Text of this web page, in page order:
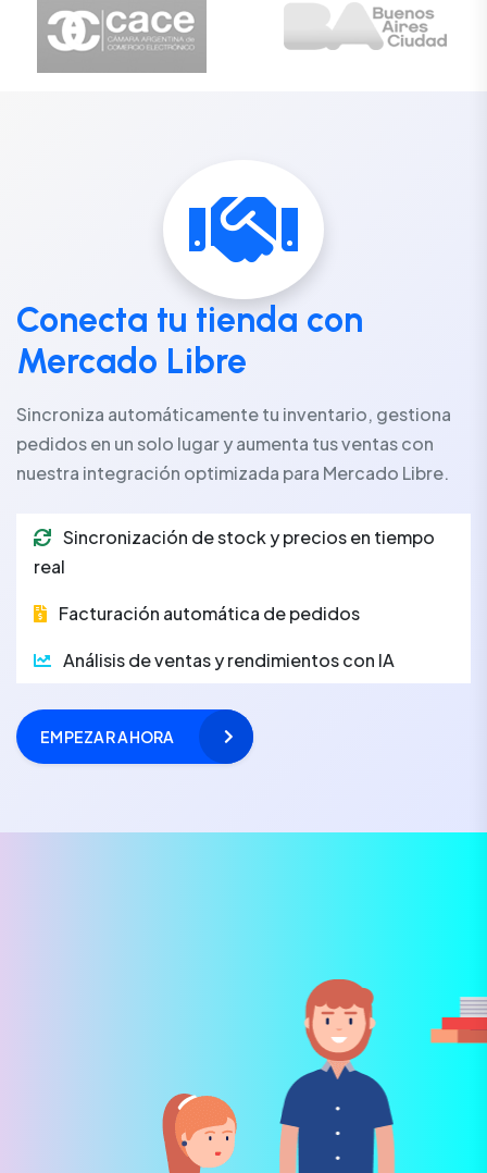
Conecta tu tienda con
Mercado Libre
Sincroniza automáticamente tu inventario, gestiona
pedidos en un solo lugar y aumenta tus ventas con
nuestra integración optimizada para Mercado Libre.
Sincronización de stock y precios en tiempo
real
Facturación automática de pedidos
Análisis de ventas y rendimientos con IA
EMPEZAR AHORA